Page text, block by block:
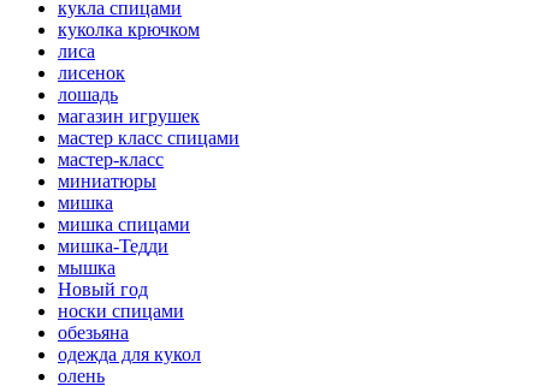
кукла спицами
куколка крючком
лиса
лисенок
лошадь
магазин игрушек
мастер класс спицами
мастер-класс
миниатюры
мишка
мишка спицами
мишка-Тедди
мышка
Новый год
носки спицами
обезьяна
одежда для кукол
олень